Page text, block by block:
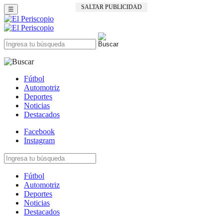
SALTAR PUBLICIDAD
☰
Fútbol
Automotriz
Deportes
Noticias
Destacados
Facebook
Instagram
Fútbol
Automotriz
Deportes
Noticias
Destacados